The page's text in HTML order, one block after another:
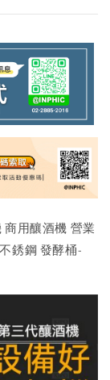
商用釀酒機 營業
銹鋼 發酵桶-